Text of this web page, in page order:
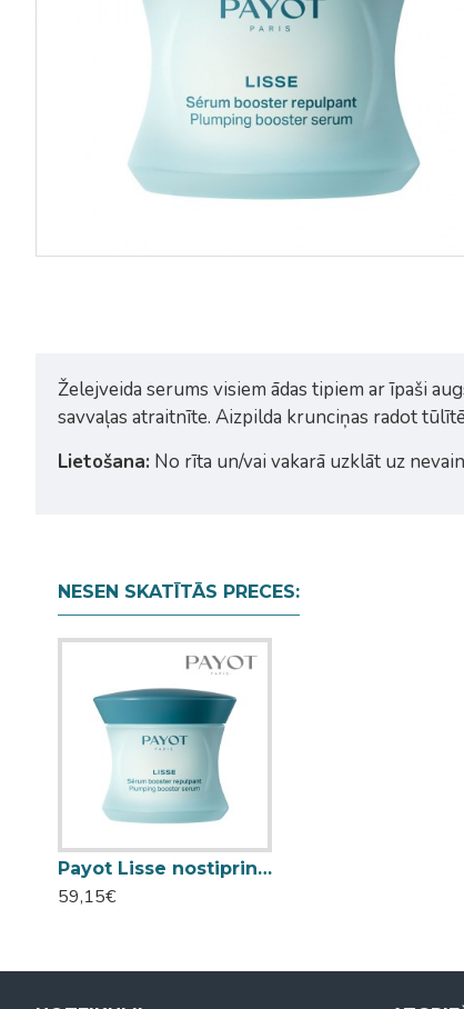
Payot Lisse atjaunojošs nakts
Payot Lisse krēms
izlīdzināšanai 100ml
Želejveida serums visiem ādas tipiem ar īpaši
savvaļas atraitnīte. Aizpilda krunciņas radot
Lietošana: No rīta un/vai vakarā uzklāt uz
NESEN SKATĪTĀS PRECES:
Payot Lisse nostiprinošs serums 50ml
59,15€